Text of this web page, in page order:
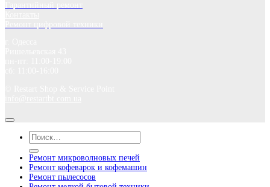
Искать:
Ремонт микроволновых печей
Ремонт кофеварок и кофемашин
Ремонт пылесосов